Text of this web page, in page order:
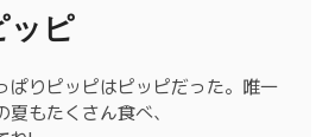
ッピ
ぱりピッピはピッピだった。唯一
もたくさん食べ、